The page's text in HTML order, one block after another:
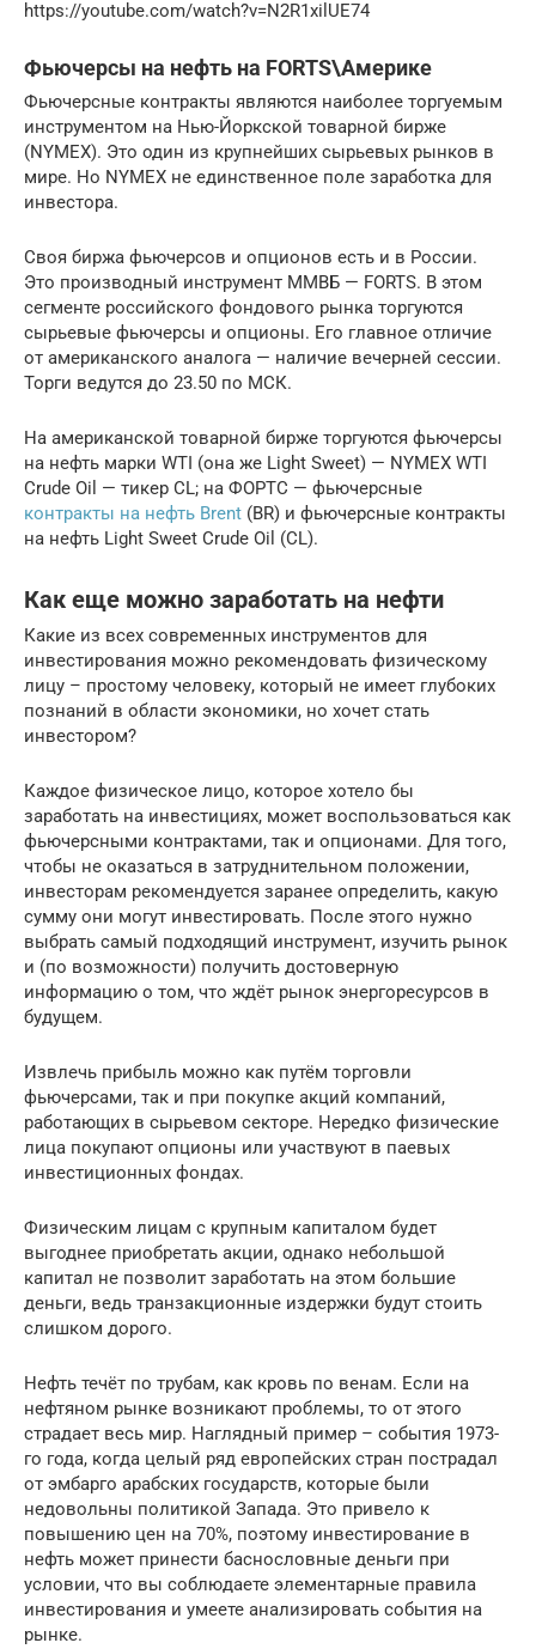
https://youtube.com/watch?v=N2R1xilUE74
Фьючерсы на нефть на FORTS\Америке
Фьючерсные контракты являются наиболее торгуемым
инструментом на Нью-Йоркской товарной бирже
(NYMEX). Это один из крупнейших сырьевых рынков в
мире. Но NYMEX не единственное поле заработка для
инвестора.
Своя биржа фьючерсов и опционов есть и в России.
Это производный инструмент ММВБ — FORTS. В этом
сегменте российского фондового рынка торгуются
сырьевые фьючерсы и опционы. Его главное отличие
от американского аналога — наличие вечерней сессии.
Торги ведутся до 23.50 по МСК.
На американской товарной бирже торгуются фьючерсы
на нефть марки WTI (она же Light Sweet) — NYMEX WTI
Crude Oil — тикер CL; на ФОРТС — фьючерсные
контракты на нефть Brent (BR) и фьючерсные контракты
на нефть Light Sweet Crude Oil (CL).
Как еще можно заработать на нефти
Какие из всех современных инструментов для
инвестирования можно рекомендовать физическому
лицу – простому человеку, который не имеет глубоких
познаний в области экономики, но хочет стать
инвестором?
Каждое физическое лицо, которое хотело бы
заработать на инвестициях, может воспользоваться как
фьючерсными контрактами, так и опционами. Для того,
чтобы не оказаться в затруднительном положении,
инвесторам рекомендуется заранее определить, какую
сумму они могут инвестировать. После этого нужно
выбрать самый подходящий инструмент, изучить рынок
и (по возможности) получить достоверную
информацию о том, что ждёт рынок энергоресурсов в
будущем.
Извлечь прибыль можно как путём торговли
фьючерсами, так и при покупке акций компаний,
работающих в сырьевом секторе. Нередко физические
лица покупают опционы или участвуют в паевых
инвестиционных фондах.
Физическим лицам с крупным капиталом будет
выгоднее приобретать акции, однако небольшой
капитал не позволит заработать на этом большие
деньги, ведь транзакционные издержки будут стоить
слишком дорого.
Нефть течёт по трубам, как кровь по венам. Если на
нефтяном рынке возникают проблемы, то от этого
страдает весь мир. Наглядный пример – события 1973-
го года, когда целый ряд европейских стран пострадал
от эмбарго арабских государств, которые были
недовольны политикой Запада. Это привело к
повышению цен на 70%, поэтому инвестирование в
нефть может принести баснословные деньги при
условии, что вы соблюдаете элементарные правила
инвестирования и умеете анализировать события на
рынке.